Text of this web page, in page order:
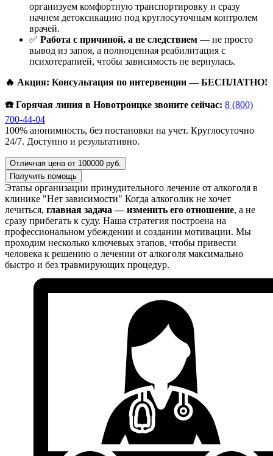
организуем комфортную транспортировку и сразу
начнем детоксикацию под круглосуточным контролем
врачей.
✅ Работа с причиной, а не следствием — не просто
вывод из запоя, а полноценная реабилитация с
психотерапией, чтобы зависимость не вернулась.
🔥 Акция: Консультация по интервенции — БЕСПЛАТНО!
☎️ Горячая линия в Новотроицке звоните сейчас: 8 (800)
700-44-04
100% анонимность, без постановки на учет. Круглосуточно
24/7. Доступно и результативно.
Отличная цена от 100000 руб.
Получить помощь
Этапы организации принудительного лечение от алкоголя в
клинике "Нет зависимости" Когда алкоголик не хочет
лечиться, главная задача — изменить его отношение, а не
сразу прибегать к суду. Наша стратегия построена на
профессиональном убеждении и создании мотивации. Мы
проходим несколько ключевых этапов, чтобы привести
человека к решению о лечении от алкоголя максимально
быстро и без травмирующих процедур.